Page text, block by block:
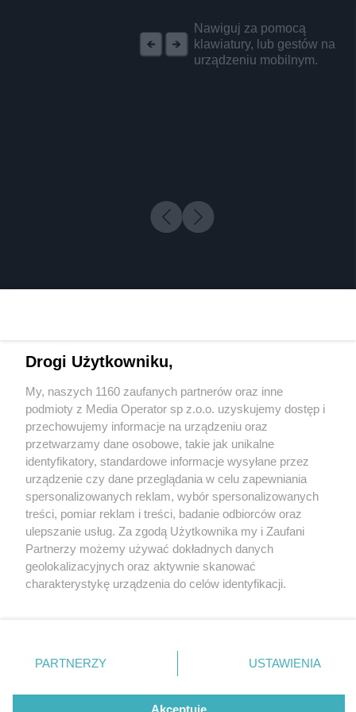
Nawiguj za pomocą
klawiatury, lub gestów na
urządzeniu mobilnym.
2 / 0
Wydawca mediów lokalnych
Nie zapomnij
zapoznać się z:
polityką prywatności regulamin korzystania z portali
Twojemiasto
Piekary Śląskie
Chorzów
Tarnowskie Góry
Gliwice
Skontakuj sięz nami
Kontakt
Wydawca
Redakcja
Drogi Użytkowniku,
My, naszych 1160 zaufanych partnerów oraz inne
podmioty z Media Operator sp z.o.o. uzyskujemy dostęp i
przechowujemy informacje na urządzeniu oraz
przetwarzamy dane osobowe, takie jak unikalne
identyfikatory, standardowe informacje wysyłane przez
urządzenie czy dane przeglądania w celu zapewniania
spersonalizowanych reklam, wybór spersonalizowanych
treści, pomiar reklam i treści, badanie odbiorców oraz
ulepszanie usług. Za zgodą Użytkownika my i Zaufani
Partnerzy możemy używać dokładnych danych
geolokalizacyjnych oraz aktywnie skanować
charakterystykę urządzenia do celów identyfikacji.
zmienić/wycofać klikając przycisk ustawień prywatności
znajdujący się w lewym dolnym rogu strony
rodzaje przetwarzania danych nie wymagają zgody
użytkownika, ale masz prawo sprzeciwić się takiemu
PARTNERZY USTAWIENIA
Akceptuję